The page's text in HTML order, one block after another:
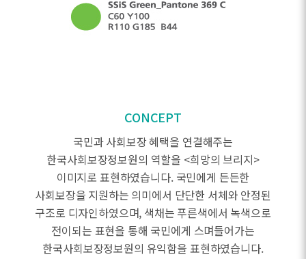
CONCEPT
국민과 사회보장 혜택을 연결해주는
한국사회보장정보원의 역할을 <희망의 브리지>
이미지로 표현하였습니다. 국민에게 든든한
사회보장을 지원하는 의미에서 단단한 서체와 안정된
구조로 디자인하였으며, 색채는 푸른색에서 녹색으로
전이되는 표현을 통해 국민에게 스며들어가는
한국사회보장정보원의 유익함을 표현하였습니다.